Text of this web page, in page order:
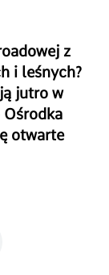
z
i leśnych?
jutro w
otwarte